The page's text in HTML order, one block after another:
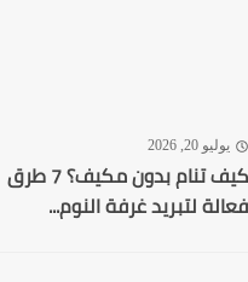
20, 2026
كيف تنام بدون مكيف؟ 7 طرق
لتبريد غرفة النوم...